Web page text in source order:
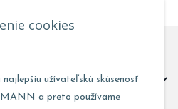
cookies
užívateľskú skúsenosť
a preto používame